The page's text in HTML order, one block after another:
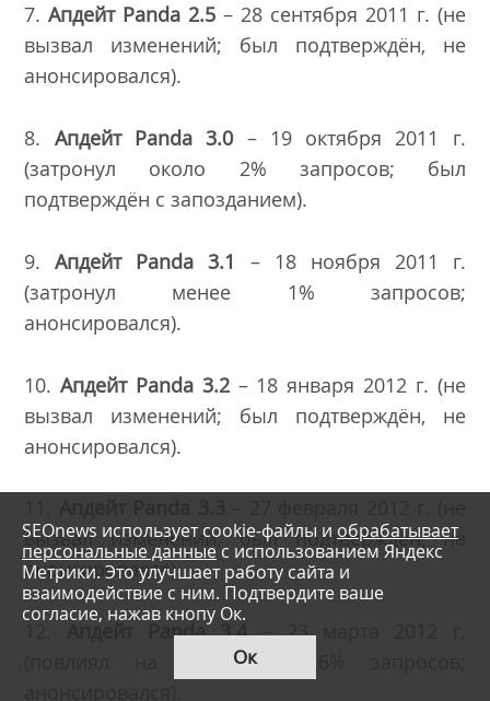
7.Апдейт Panda 2.5 – 28 сентября 2011 г. (не
вызвал изменений; был подтверждён, не
анонсировался).
8. Апдейт Panda3.0 – 19 октября 2011 г.
(затронул около 2% запросов; был
подтверждён с запозданием).
9.АпдейтPanda 3.1
– 18 ноября 2011 г.
(затронул менее 1% запросов;
анонсировался).
10.Апдейт Panda 3.2– 18 января 2012 г. (не
вызвал изменений; был подтверждён, не
анонсировался).
вызвал изменений; был подтверждён, не
анонсировался).
Апдейт Panda3.4– 23 марта 2012 г.
(повлиял на примерно 1,6% запросов;
SEOnews использует cookie-файлы и обрабатывает
персональные данные с использованием Яндекс
Метрики. Это улучшает работу сайта и
взаимодействие с ним. Подтвердите ваше
согласие, нажав кнопу Ок.
Ок